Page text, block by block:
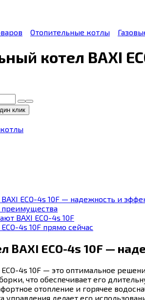
Отопительные котлы
котел BAXI
клик
ECO-4s 10F — надежность и
преимущества
BAXI ECO-4s 10F
4s 10F прямо сейчас
BAXI ECO-4s 10F —
4s 10F — это оптимальное
что обеспечивает его
отопление и горячее
управления делает его